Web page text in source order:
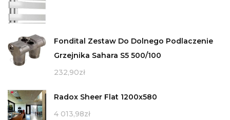
Fondital Zestaw Do Dolnego Podlaczenie
Grzejnika Sahara S5 500/100
232,90zł
Radox Sheer Flat 1200x580
4 013,98zł